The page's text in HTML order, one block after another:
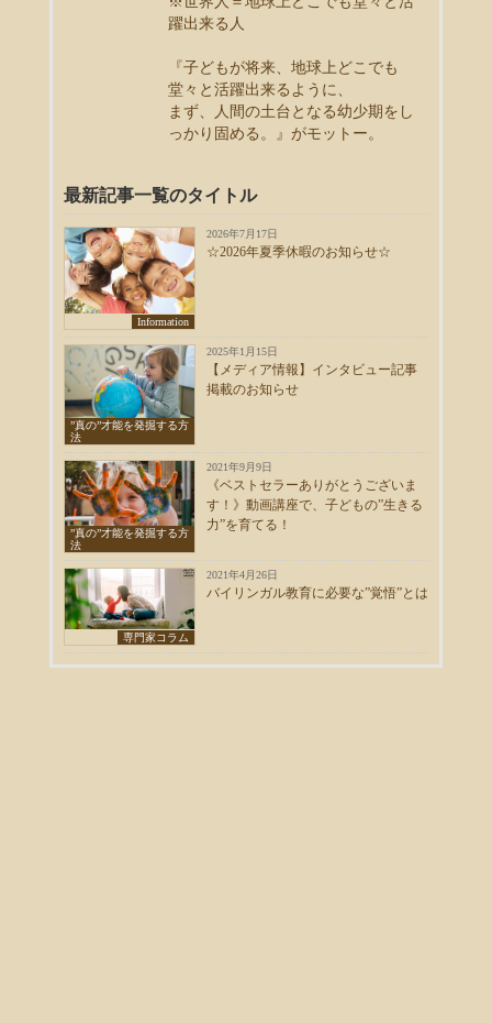
躍出来る人
『子どもが将来、地球上どこでも
堂々と活躍出来るように、
まず、人間の土台となる幼少期をし
っかり固める。』がモットー。
最新記事一覧のタイトル
Information
2026年7月17日
☆2026年夏季休暇のお知らせ☆
”真の”才能を発掘する方
法
2025年1月15日
【メディア情報】インタビュー記事
掲載のお知らせ
”真の”才能を発掘する方
法
2021年9月9日
《ベストセラーありがとうございま
す！》動画講座で、子どもの”生きる
力”を育てる！
専門家コラム
2021年4月26日
バイリンガル教育に必要な”覚悟”とは